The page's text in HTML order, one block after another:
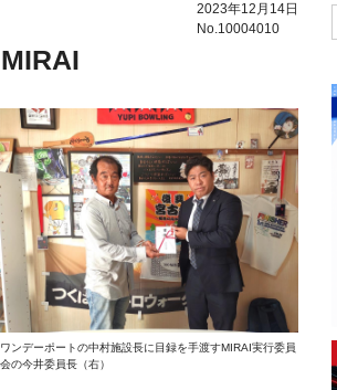
2023年12月14日
No.10004010
ワンデーポートの中村施設長に目録を手渡すMIRAI実行委員
会の今井委員長（右）